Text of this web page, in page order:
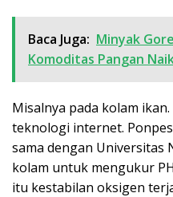
Baca Juga: Minyak
Komoditas Pangan
Misalnya pada kolam
teknologi internet.
sama dengan Universitas
kolam untuk mengukur
itu kestabilan oksigen